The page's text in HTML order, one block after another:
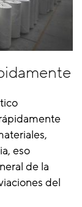
eso
de la
del